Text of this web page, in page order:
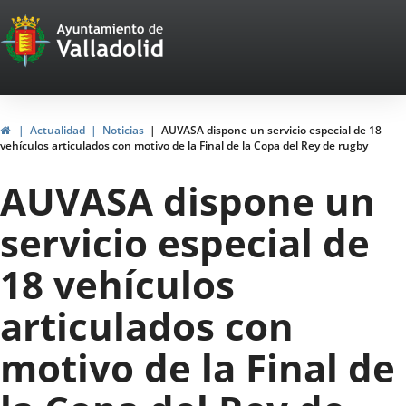
Portal
Web
del
Ayuntamiento
de
Valladolid
HomeActualidad Noticias
AUVASA dispone un servicio especial de 18
vehículos articulados con motivo de la Final de la Copa del Rey de rugby
AUVASA dispone un
servicio especial de
18 vehículos
articulados con
motivo de la Final de